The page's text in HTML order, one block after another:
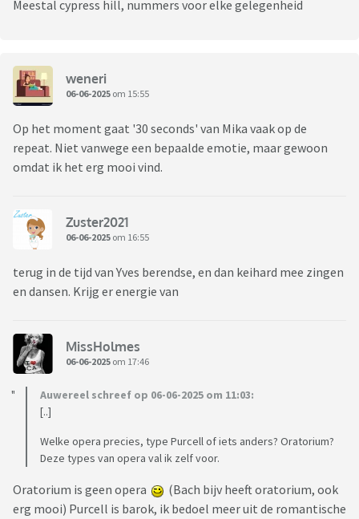
Meestal cypress hill, nummers voor elke gelegenheid
weneri
06-06-2025 om 15:55
Op het moment gaat '30 seconds' van Mika vaak op de
repeat. Niet vanwege een bepaalde emotie, maar gewoon
omdat ik het erg mooi vind.
Zuster2021
06-06-2025 om 16:55
terug in de tijd van Yves berendse, en dan keihard mee zingen
en dansen. Krijg er energie van
MissHolmes
06-06-2025 om 17:46
Auwereel schreef op 06-06-2025 om 11:03:
[..]
Welke opera precies, type Purcell of iets anders? Oratorium?
Deze types van opera val ik zelf voor.
Oratorium is geen opera
(Bach bijv heeft oratorium, ook
erg mooi) Purcell is barok, ik bedoel meer uit de romantische